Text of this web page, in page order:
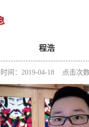
程浩
间：2019-04-18 点击次数